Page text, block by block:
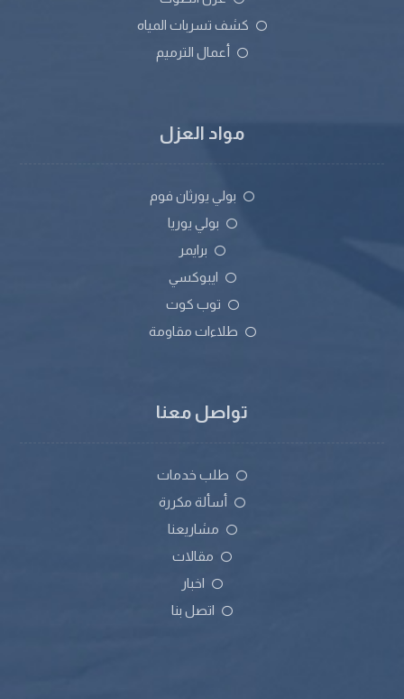
كشف تسربات المياه
أعمال الترميم
مواد العزل
بولي يورثان فوم
بولي يوريا
برايمر
ايبوكسي
توب كوت
طلاءات مقاومة
تواصل معنا
طلب خدمات
أسألة مكررة
مشاريعنا
مقالات
اخبار
اتصل بنا